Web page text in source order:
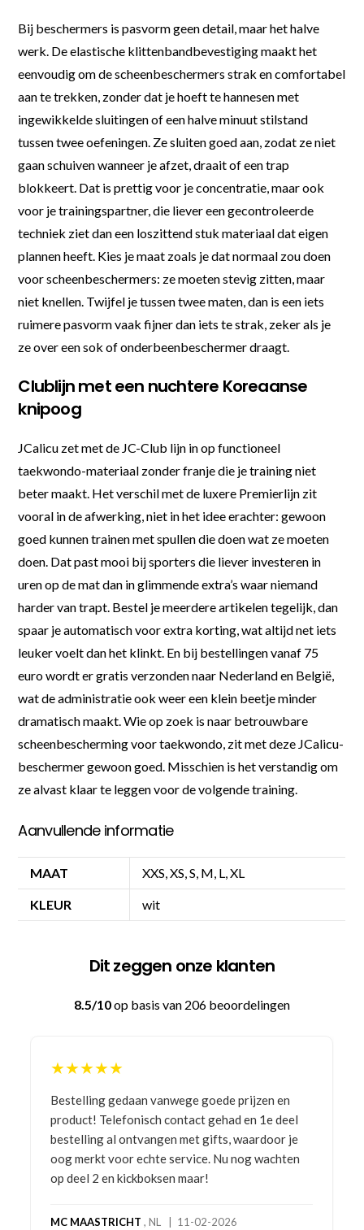
Bij beschermers is pasvorm geen detail, maar het halve
werk. De elastische klittenbandbevestiging maakt het
eenvoudig om de scheenbeschermers strak en comfortabel
aan te trekken, zonder dat je hoeft te hannesen met
ingewikkelde sluitingen of een halve minuut stilstand
tussen twee oefeningen. Ze sluiten goed aan, zodat ze niet
gaan schuiven wanneer je afzet, draait of een trap
blokkeert. Dat is prettig voor je concentratie, maar ook
voor je trainingspartner, die liever een gecontroleerde
techniek ziet dan een loszittend stuk materiaal dat eigen
plannen heeft. Kies je maat zoals je dat normaal zou doen
voor scheenbeschermers: ze moeten stevig zitten, maar
niet knellen. Twijfel je tussen twee maten, dan is een iets
ruimere pasvorm vaak fijner dan iets te strak, zeker als je
ze over een sok of onderbeenbeschermer draagt.
Clublijn met een nuchtere Koreaanse
knipoog
JCalicu zet met de JC-Club lijn in op functioneel
taekwondo-materiaal zonder franje die je training niet
beter maakt. Het verschil met de luxere Premierlijn zit
vooral in de afwerking, niet in het idee erachter: gewoon
goed kunnen trainen met spullen die doen wat ze moeten
doen. Dat past mooi bij sporters die liever investeren in
uren op de mat dan in glimmende extra’s waar niemand
harder van trapt. Bestel je meerdere artikelen tegelijk, dan
spaar je automatisch voor extra korting, wat altijd net iets
leuker voelt dan het klinkt. En bij bestellingen vanaf 75
euro wordt er gratis verzonden naar Nederland en België,
wat de administratie ook weer een klein beetje minder
dramatisch maakt. Wie op zoek is naar betrouwbare
scheenbescherming voor taekwondo, zit met deze JCalicu-
beschermer gewoon goed. Misschien is het verstandig om
ze alvast klaar te leggen voor de volgende training.
Aanvullende informatie
MAAT XXS, XS, S, M, L, XL
KLEUR wit
Dit zeggen onze klanten
8.5/10op basis van 206 beoordelingen
goede prijzen en
contact gehad en 1e deel
met gifts, waardoor je
service. Nu nog wachten
maar!
| 11-02-2026
Goede prijzen, goede
JULIA, NL | 08-02-2026